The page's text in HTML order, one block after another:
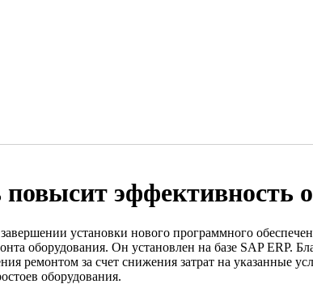
эффективность
установки нового программного
оборудования. Он установлен на базе SAP ERP.
ремонтом за счет снижения затрат на указанные
оборудования.